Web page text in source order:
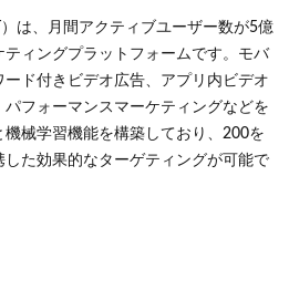
は、月間アクティブユーザー数が5億
ィングプラットフォームです。モバ
ド付きビデオ広告、アプリ内ビデオ
フォーマンスマーケティングなどを
械学習機能を構築しており、200を
た効果的なターゲティングが可能で